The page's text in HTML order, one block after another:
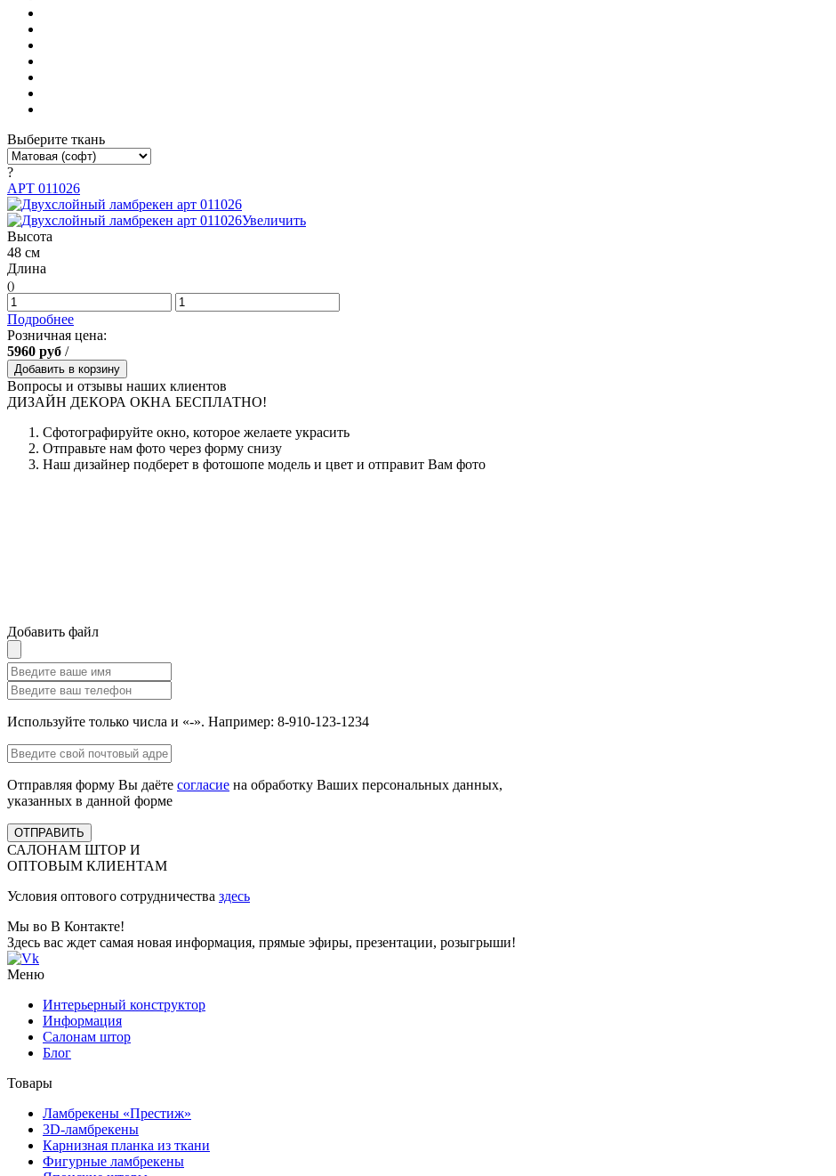
Выберите ткань
?
АРТ 011026
Увеличить
Высота
48 см
Длина
()
Подробнее
Розничная цена:
5960 руб /
Добавить в корзину
Вопросы и отзывы наших клиентов
ДИЗАЙН ДЕКОРА ОКНА БЕСПЛАТНО!
Сфотографируйте окно, которое желаете украсить
Отправьте нам фото через форму снизу
Наш дизайнер подберет в фотошопе модель и цвет и отправит Вам фото
Добавить файл
Используйте только числа и «-». Например: 8-910-123-1234
Отправляя форму Вы даёте согласие на обработку Ваших персональных данных,
указанных в данной форме
ОТПРАВИТЬ
САЛОНАМ ШТОР И
ОПТОВЫМ КЛИЕНТАМ
Условия оптового сотрудничества здесь
Мы во В Контакте!
Здесь вас ждет самая новая информация, прямые эфиры, презентации, розыгрыши!
Меню
Интерьерный конструктор
Информация
Салонам штор
Блог
Товары
Ламбрекены «Престиж»
3D-ламбрекены
Карнизная планка из ткани
Фигурные ламбрекены